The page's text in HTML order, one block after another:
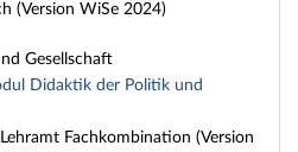
(Version WiSe 2024)
Gesellschaft
Didaktik der Politik und
Fachkombination (Version